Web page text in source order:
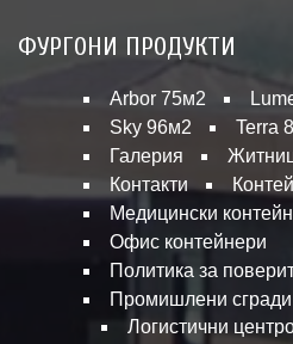
ФУРГОНИ ПРОДУКТИ
Arbor 75м2
Sky 96м2
Terra
Галерия
Контакти
Медицински
Офис контейнери
Политика за
Промишлени сгради
Логистични